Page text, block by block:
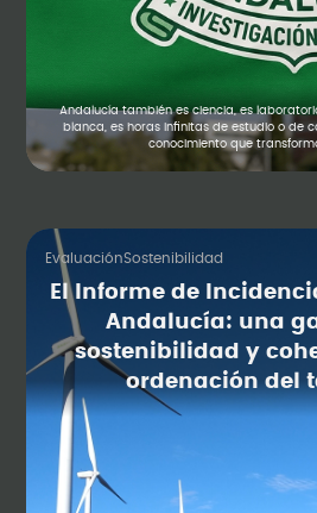
Andalucía también es ciencia, es
blanca, es horas infinitas de estudio o de
conocimiento que
EvaluaciónSostenibilidad
El Informe de
Andalucía: una
sostenibilidad y
ordenación del